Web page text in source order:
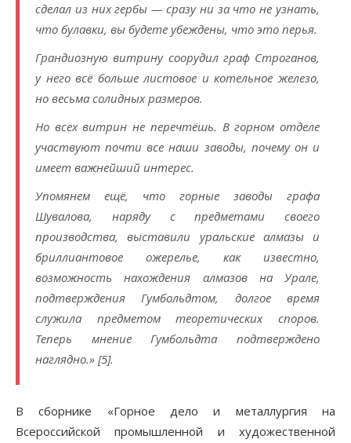
сделал из них гербы — сразу ни за что не узнать,
что булавки, вы будете убеждены, что это перья.
Грандиозную витрину соорудил граф Строганов,
у него всё больше листовое и котельное железо,
но весьма солидных размеров.
Но всех витрин не перечтёшь. В горном отделе
участвуют почти все наши заводы, почему он и
имеет важнейший интерес.
Упомянем ещё, что горные заводы графа
Шувалова, наряду с предметами своего
производства, выставили уральские алмазы и
бриллиантовое ожерелье, как известно,
возможность нахождения алмазов на Урале,
подтверждения Гумбольдтом, долгое время
служила предметом теоретических споров.
Теперь мнение Гумбольдта подтверждено
наглядно.» [5].
В сборнике «Горное дело и металлургия на
Всероссийской промышленной и художественной